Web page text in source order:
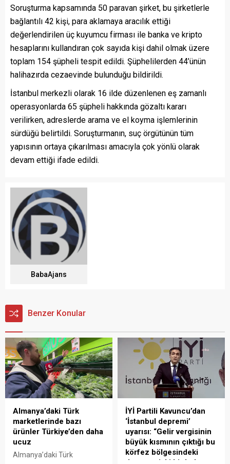
Soruşturma kapsamında 50 paravan şirket, bu şirketlerle
bağlantılı 42 kişi, para aklamaya aracılık ettiği
değerlendirilen üç kuyumcu firması ile banka ve kripto
hesaplarını kullandıran çok sayıda kişi dahil olmak üzere
toplam 154 şüpheli tespit edildi. Şüphelilerden 44’ünün
halihazırda cezaevinde bulunduğu bildirildi.
İstanbul merkezli olarak 16 ilde düzenlenen eş zamanlı
operasyonlarda 65 şüpheli hakkında gözaltı kararı
verilirken, adreslerde arama ve el koyma işlemlerinin
sürdüğü belirtildi. Soruşturmanın, suç örgütünün tüm
yapısının ortaya çıkarılması amacıyla çok yönlü olarak
devam ettiği ifade edildi.
BabaAjans
Benzer Konular
Almanya’daki Türk
marketlerinde bazı
ürünler Türkiye’den daha
ucuz
Almanya’daki Türk
İYİ Partili Kavuncu’dan
‘İstanbul depremi’
uyarısı: “Gelir vergisinin
büyük kısmının çıktığı bu
körfez bölgesindeki